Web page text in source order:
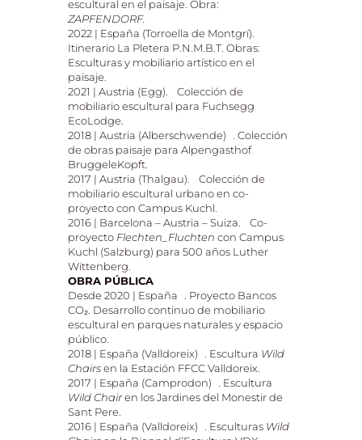
escultural en el paisaje. Obra:
ZAPFENDORF.
2022 | España (Torroella de Montgrí).
Itinerario La Pletera P.N.M.B.T. Obras:
Esculturas y mobiliario artístico en el
paisaje.
2021 | Austria (Egg). Colección de
mobiliario escultural para Fuchsegg
EcoLodge.
2018 | Austria (Alberschwende) . Colección
de obras paisaje para Alpengasthof
BruggeleKopft.
2017 | Austria (Thalgau). Colección de
mobiliario escultural urbano en co-
proyecto con Campus Kuchl.
2016 | Barcelona – Austria – Suiza. Co-
proyecto Flechten_Fluchten con Campus
Kuchl (Salzburg) para 500 años Luther
Wittenberg.
OBRA PÚBLICA
Desde 2020 | España . Proyecto Bancos
CO₂. Desarrollo continuo de mobiliario
escultural en parques naturales y espacio
público.
2018 | España (Valldoreix) . Escultura Wild
Chairsen la Estación FFCC Valldoreix.
2017 | España (Camprodon) . Escultura
Wild Chairen los Jardines del Monestir de
Sant Pere.
2016 | España (Valldoreix) . Esculturas Wild